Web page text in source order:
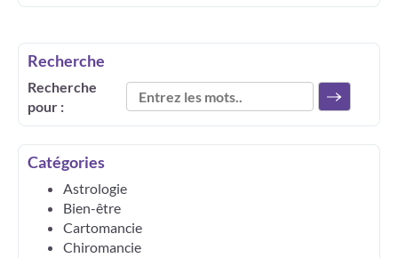
Recherche
Recherche
pour :
Catégories
Astrologie
Bien-être
Cartomancie
Chiromancie